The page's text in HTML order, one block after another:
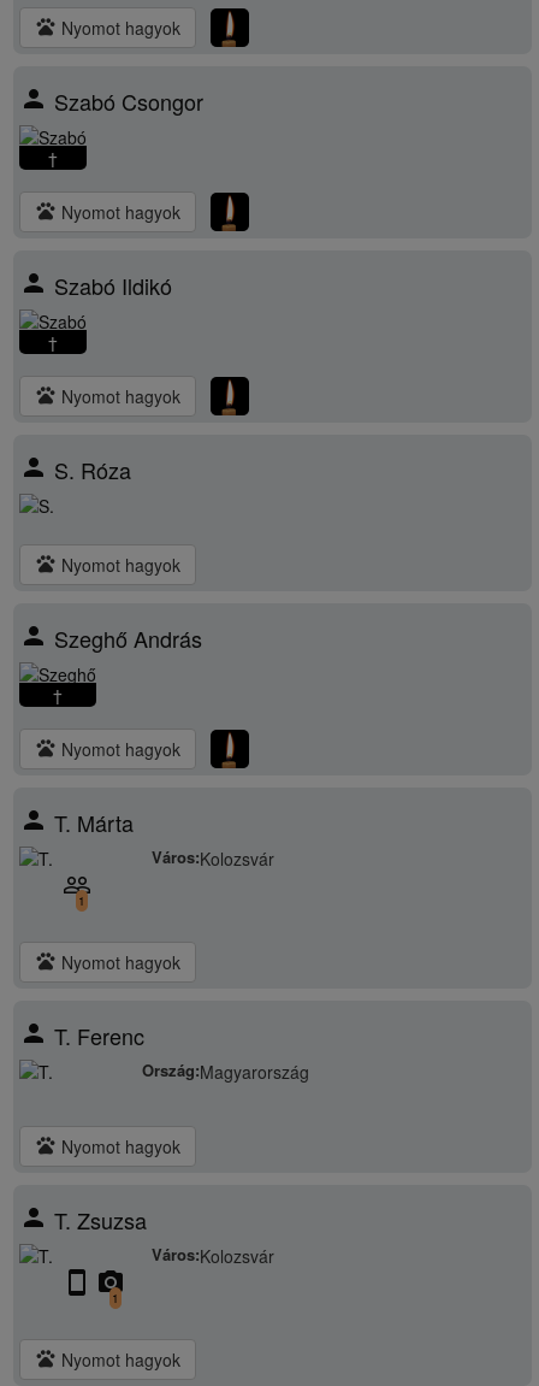
pets Nyomot hagyok
person Szabó Csongor
†
pets Nyomot hagyok
person Szabó Ildikó
†
pets Nyomot hagyok
person S. Róza
pets Nyomot hagyok
person Szeghő András
†
pets Nyomot hagyok
person T. Márta
Város:Kolozsvár
people_outline
1
pets Nyomot hagyok
person T. Ferenc
Ország:Magyarország
pets Nyomot hagyok
person T. Zsuzsa
Város:Kolozsvár
stay_current_portrait camera_alt
1
pets Nyomot hagyok